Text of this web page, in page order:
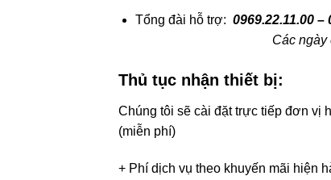
Tổng đài hỗ trợ: 0969.22.11.00 –
Các ngày
Thủ tục nhận thiết bị:
Chúng tôi sẽ cài đặt trực tiếp đơn vị
(miễn phí)
+ Phí dịch vụ theo khuyến mãi hiện